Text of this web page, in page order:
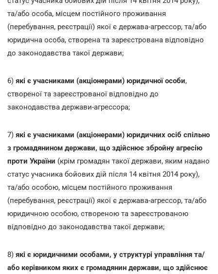
та/або особа, місцем постійного проживання
(перебування, реєстрації) якої є держава-агрессор, та/або
юридична особа, створена та зареєстрована відповідно
до законодавства такої держави;
6) які є учасниками (акціонерами) юридичної особи,
створеної та зареєстрованої відповідно до
законодавства держави-агрессора;
7) які є учасниками (акціонерами) юридичних осіб спільно
з громадянином держави, що здійснює збройну агресію
проти України (крім громадян такої держави, яким надано
статус учасника бойових дій після 14 квітня 2014 року),
та/або особою, місцем постійного проживання
(перебування, реєстрації) якої є держава-агрессор, та/або
юридичною особою, створеною та зареєстрованою
відповідно до законодавства такої держави;
8) які є юридичними особами, у структурі управління та/
або керівником яких є громадянин держави, що здійснює